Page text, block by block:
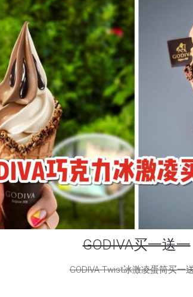
GODIVA买一送一
GODIVA Twist冰激凌蛋筒买一